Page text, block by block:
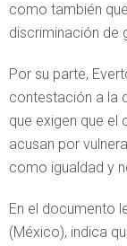
como también
discriminación de
Por su parte,
contestación a la
que exigen que el
acusan por
como igualdad y
En el documento
(México), indica